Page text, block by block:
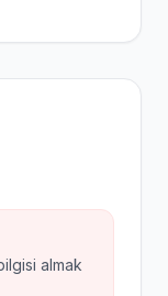
almak